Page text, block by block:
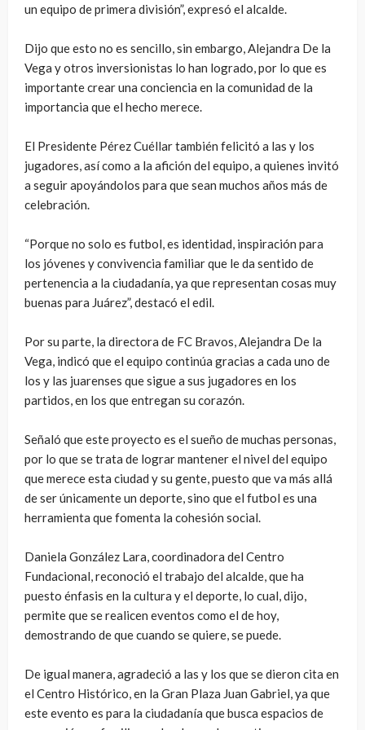
un equipo de primera división”, expresó el alcalde.
Dijo que esto no es sencillo, sin embargo, Alejandra De la
Vega y otros inversionistas lo han logrado, por lo que es
importante crear una conciencia en la comunidad de la
importancia que el hecho merece.
El Presidente Pérez Cuéllar también felicitó a las y los
jugadores, así como a la afición del equipo, a quienes invitó
a seguir apoyándolos para que sean muchos años más de
celebración.
“Porque no solo es futbol, es identidad, inspiración para
los jóvenes y convivencia familiar que le da sentido de
pertenencia a la ciudadanía, ya que representan cosas muy
buenas para Juárez”, destacó el edil.
Por su parte, la directora de FC Bravos, Alejandra De la
Vega, indicó que el equipo continúa gracias a cada uno de
los y las juarenses que sigue a sus jugadores en los
partidos, en los que entregan su corazón.
Señaló que este proyecto es el sueño de muchas personas,
por lo que se trata de lograr mantener el nivel del equipo
que merece esta ciudad y su gente, puesto que va más allá
de ser únicamente un deporte, sino que el futbol es una
herramienta que fomenta la cohesión social.
Daniela González Lara, coordinadora del Centro
Fundacional, reconoció el trabajo del alcalde, que ha
puesto énfasis en la cultura y el deporte, lo cual, dijo,
permite que se realicen eventos como el de hoy,
demostrando de que cuando se quiere, se puede.
De igual manera, agradeció a las y los que se dieron cita en
el Centro Histórico, en la Gran Plaza Juan Gabriel, ya que
este evento es para la ciudadanía que busca espacios de